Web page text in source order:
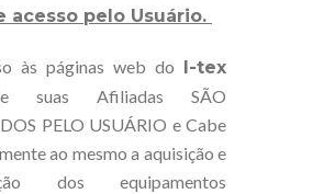
acesso pelo Usuário.
às páginas web do I-tex
suas Afiliadas SÃO
PELO USUÁRIO e Cabe
ao mesmo a aquisição e
dos equipamentos